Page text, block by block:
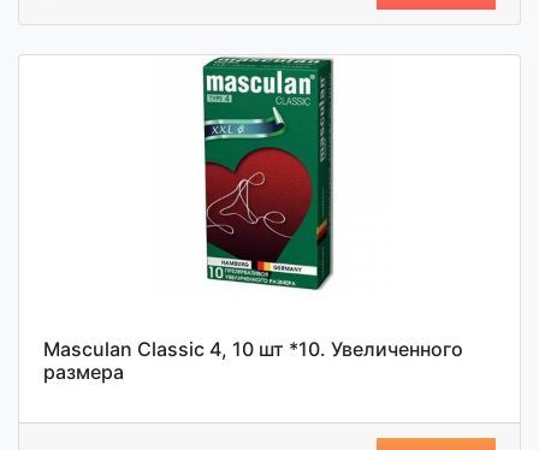
Masculan Classic 4, 10 шт *10. Увеличенного
размера